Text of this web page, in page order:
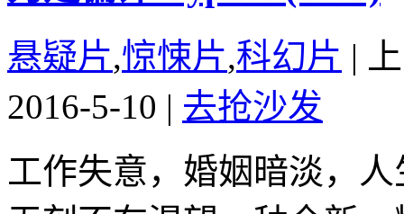
悬疑片,惊悚片,科幻片 |
2016-5-10 | 去抢沙发
工作失意，婚姻暗淡，